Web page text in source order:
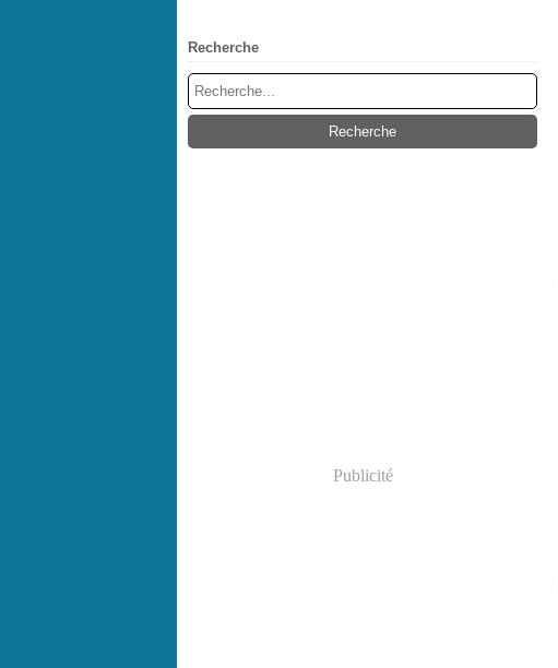
Recherche
Publicité